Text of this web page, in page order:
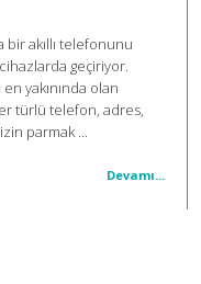
bir akıllı telefonunu
geçiriyor.
yakınında olan
türlü telefon, adres,
parmak ...
Devamı...